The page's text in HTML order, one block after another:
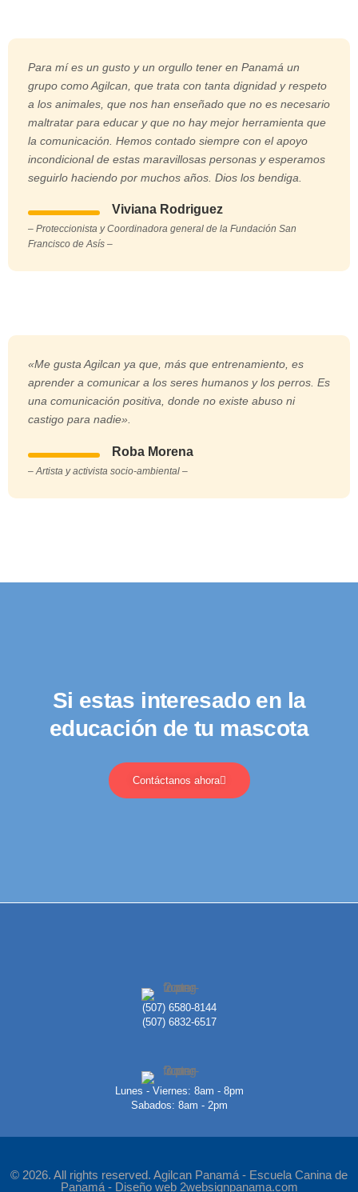
Para mí es un gusto y un orgullo tener en Panamá un
grupo como Agilcan, que trata con tanta dignidad y respeto
a los animales, que nos han enseñado que no es necesario
maltratar para educar y que no hay mejor herramienta que
la comunicación. Hemos contado siempre con el apoyo
incondicional de estas maravillosas personas y esperamos
seguirlo haciendo por muchos años. Dios los bendiga.
Viviana Rodriguez
– Proteccionista y Coordinadora general de la Fundación San
Francisco de Asís –
«Me gusta Agilcan ya que, más que entrenamiento, es
aprender a comunicar a los seres humanos y los perros. Es
una comunicación positiva, donde no existe abuso ni
castigo para nadie».
Roba Morena
– Artista y activista socio-ambiental –
Si estas interesado en la
educación de tu mascota
Contáctanos ahora
(507) 6580-8144
(507) 6832-6517
Lunes - Viernes: 8am - 8pm
Sabados: 8am - 2pm
© 2026. All rights reserved. Agilcan Panamá - Escuela Canina de
Panamá - Diseño web 2websignpanama.com